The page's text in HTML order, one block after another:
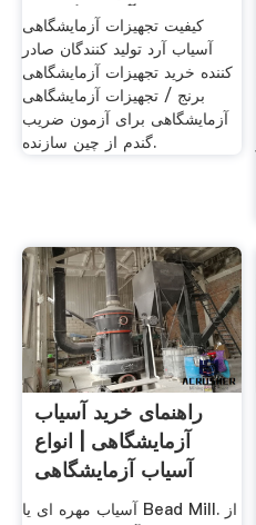
کیفیت تجهیزات آزمایشگاهی
آسیاب آرد تولید کنندگان صادر
کننده خرید تجهیزات آزمایشگاهی
برنج / تجهیزات آزمایشگاهی
آزمایشگاهی برای آزمون ضریب
گندم از چین سازنده.
راهنمای خرید آسیاب
آزمایشگاهی | انواع
آسیاب آزمایشگاهی
آسیاب مهره ای یا Bead Mill. از